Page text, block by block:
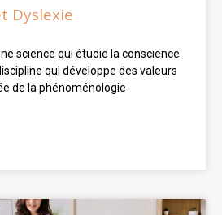
Dyslexie
science qui étudie la conscience
qui développe des valeurs
de la phénoménologie